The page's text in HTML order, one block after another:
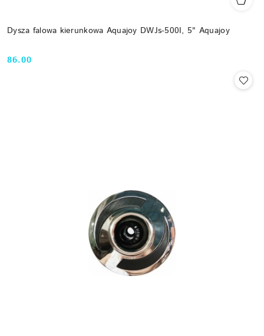
Dysza falowa kierunkowa Aquajoy DWJs-500I, 5" Aquajoy
Cena:
86.00